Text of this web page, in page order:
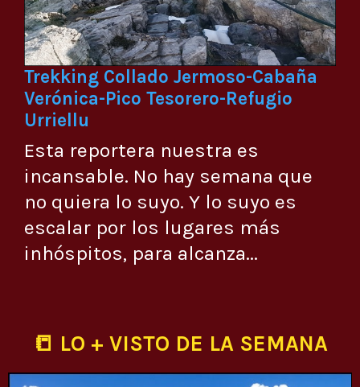
Trekking Collado Jermoso-Cabaña
Verónica-Pico Tesorero-Refugio
Urriellu
Esta reportera nuestra es
incansable. No hay semana que
no quiera lo suyo. Y lo suyo es
escalar por los lugares más
inhóspitos, para alcanza...
📒 LO + VISTO DE LA SEMANA